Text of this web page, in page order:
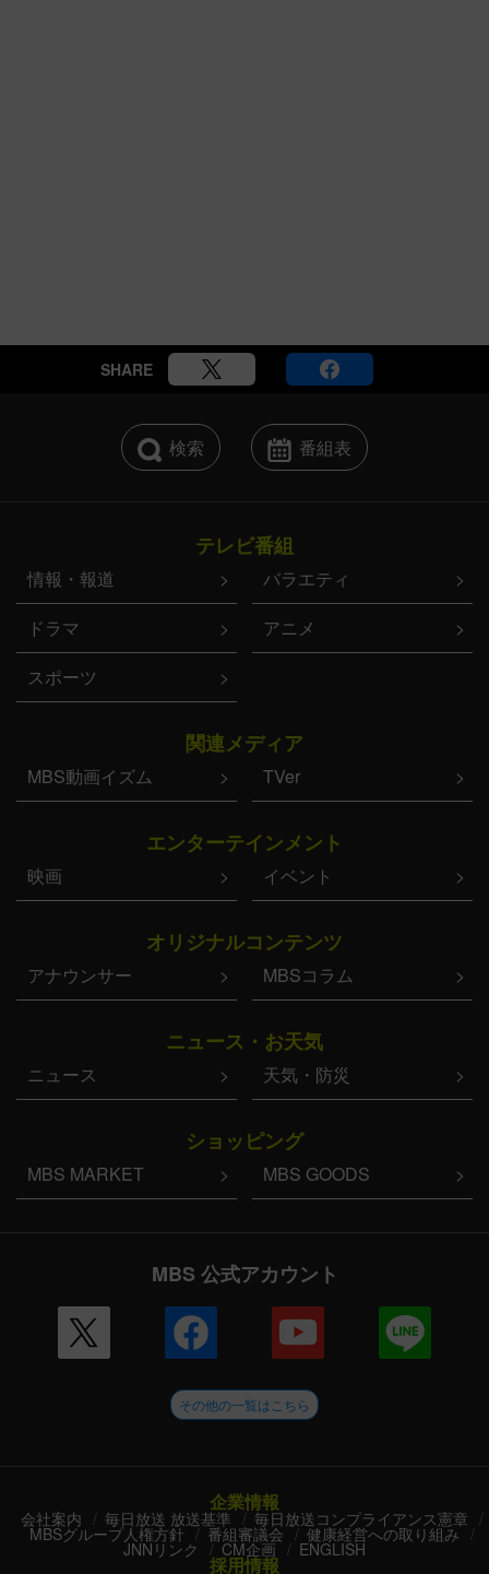
SHARE
検索 番組表
テレビ番組
情報・報道
バラエティ
ドラマ
アニメ
スポーツ
関連メディア
MBS動画イズム TVer
エンターテインメント
映画 イベント
オリジナルコンテンツ
アナウンサー MBSコラム
ニュース・お天気
ニュース 天気・防災
ショッピング
MBS MARKET MBS GOODS
MBS 公式アカウント
その他の一覧はこちら
企業情報
会社案内 毎日放送 放送基準 毎日放送コンプライアンス憲章
MBSグループ人権方針 番組審議会 健康経営への取り組み
JNNリンク CM企画 ENGLISH
採用情報